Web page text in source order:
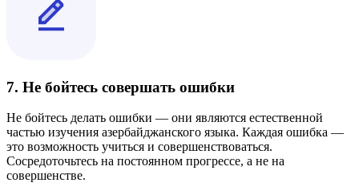
7. Не бойтесь совершать ошибки
Не бойтесь делать ошибки — они являются естественной
частью изучения азербайджанского языка. Каждая ошибка —
это возможность учиться и совершенствоваться.
Сосредоточьтесь на постоянном прогрессе, а не на
совершенстве.